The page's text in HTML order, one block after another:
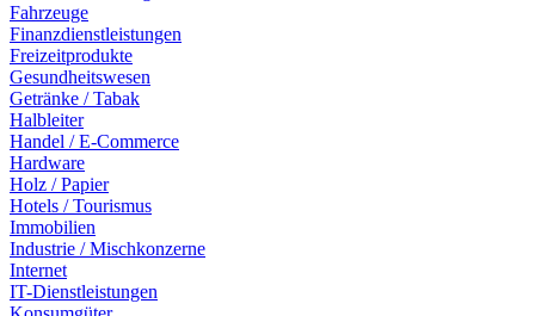
Fahrzeuge
Finanzdienstleistungen
Freizeitprodukte
Gesundheitswesen
Getränke / Tabak
Halbleiter
Handel / E-Commerce
Hardware
Holz / Papier
Hotels / Tourismus
Immobilien
Industrie / Mischkonzerne
Internet
IT-Dienstleistungen